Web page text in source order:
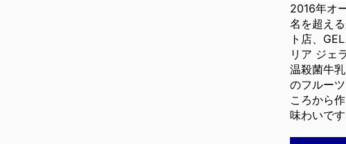
2016年オ
名を超え
ト店、
リア ジェ
温殺菌牛
のフルー
ころから
味わいです